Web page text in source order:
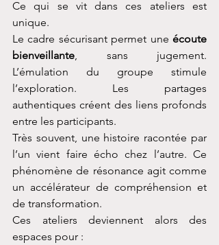
Ce qui se vit dans ces ateliers est
unique.
Le cadre sécurisant permet une écoute
bienveillante , sans jugement.
L’émulation du groupe stimule
l’exploration. Les partages
authentiques créent des liens profonds
entre les participants.
Très souvent, une histoire racontée par
l’un vient faire écho chez l’autre. Ce
phénomène de résonance agit comme
un accélérateur de compréhension et
de transformation.
Ces ateliers deviennent alors des
espaces pour :